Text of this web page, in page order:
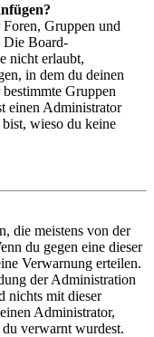
Gruppen und
Die Board-
nicht erlaubt,
in dem du deinen
Gruppen
einen Administrator
wieso du keine
die meistens von der
du gegen eine dieser
Verwarnung erteilen.
der Administration
nichts mit dieser
Administrator,
verwarnt wurdest.